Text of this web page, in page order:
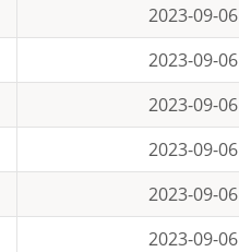
2023-09-06
2023-09-06
2023-09-06
2023-09-06
2023-09-06
2023-09-06